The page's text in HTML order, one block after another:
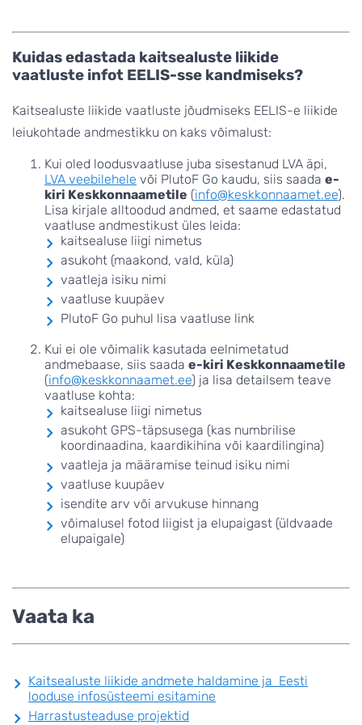
Kuidas edastada kaitsealuste liikide
vaatluste infot EELIS-sse kandmiseks?
Kaitsealuste liikide vaatluste jõudmiseks EELIS-e liikide
leiukohtade andmestikku on kaks võimalust:
Kui oled loodusvaatluse juba sisestanud LVA äpi,
LVA veebilehele või PlutoF Go kaudu, siis saada e-
kiri Keskkonnaametile (info@keskkonnaamet.ee).
Lisa kirjale alltoodud andmed, et saame edastatud
vaatluse andmestikust üles leida:
kaitsealuse liigi nimetus
asukoht (maakond, vald, küla)
vaatleja isiku nimi
vaatluse kuupäev
PlutoF Go puhul lisa vaatluse link
Kui ei ole võimalik kasutada eelnimetatud
andmebaase, siis saada e-kiri Keskkonnaametile
(info@keskkonnaamet.ee) ja lisa detailsem teave
vaatluse kohta:
kaitsealuse liigi nimetus
asukoht GPS-täpsusega (kas numbrilise
koordinaadina, kaardikihina või kaardilingina)
vaatleja ja määramise teinud isiku nimi
vaatluse kuupäev
isendite arv või arvukuse hinnang
võimalusel fotod liigist ja elupaigast (üldvaade
elupaigale)
Vaata ka
Kaitsealuste liikide andmete haldamine ja Eesti
looduse infosüsteemi esitamine
Harrastusteaduse projektid